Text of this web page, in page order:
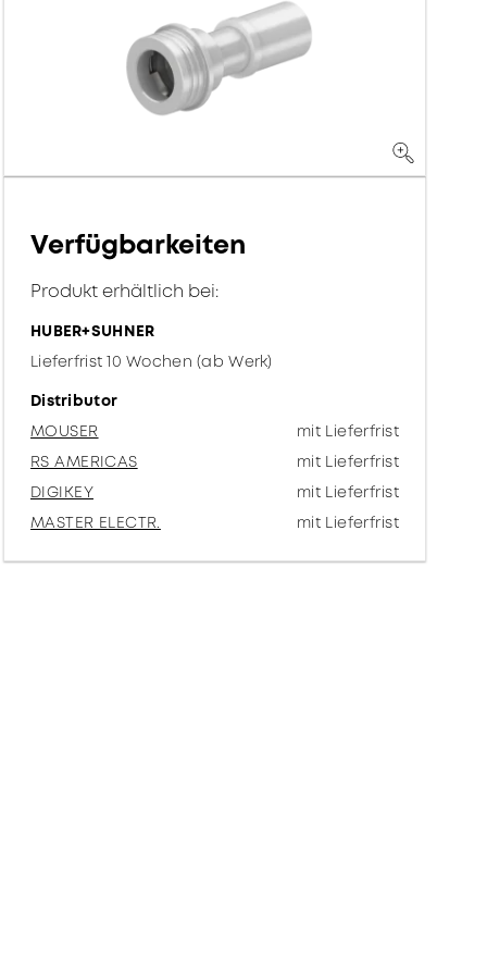
Verfügbarkeiten
Produkt erhältlich bei:
HUBER+SUHNER
Lieferfrist 10 Wochen (ab Werk)
Distributor
MOUSER
mit Lieferfrist
RS AMERICAS
mit Lieferfrist
DIGIKEY
mit Lieferfrist
MASTER ELECTR.
mit Lieferfrist